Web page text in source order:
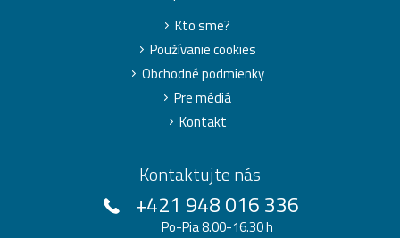
Kto sme?
Používanie cookies
Obchodné podmienky
Pre médiá
Kontakt
Kontaktujte nás
+421 948 016 336
Po-Pia 8.00-16.30 h